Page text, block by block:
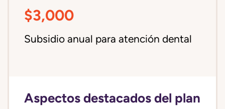
$3,000
Subsidio anual para atención dental
Aspectos destacados del plan